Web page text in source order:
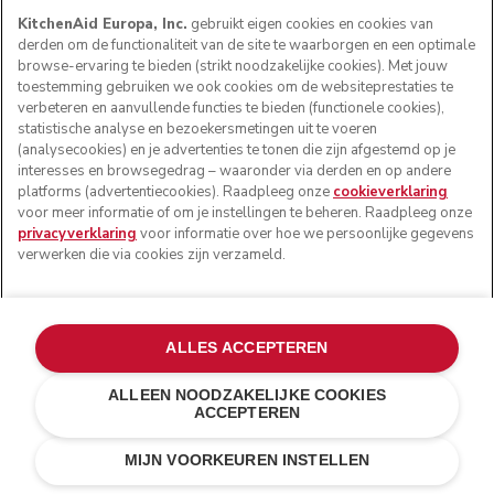
VOLG ONS
© KitchenAid 2026 - Alle rechten voorbehouden.
KitchenAid en het design van de keukenrobot zijn
handelsmerken in de Verenigde Staten en andere landen.
Mijn cookies beheren Privacyverklaring
KitchenAid Europa, Inc. gebruikt eigen cookies en cookies van
derden om de functionaliteit van de site te waarborgen en een optimale
browse-ervaring te bieden (strikt noodzakelijke cookies). Met jouw
toestemming gebruiken we ook cookies om de websiteprestaties te
verbeteren en aanvullende functies te bieden (functionele cookies),
statistische analyse en bezoekersmetingen uit te voeren
(analysecookies) en je advertenties te tonen die zijn afgestemd op je
interesses en browsegedrag – waaronder via derden en op andere
platforms (advertentiecookies). Raadpleeg onze cookieverklaring
voor meer informatie of om je instellingen te beheren. Raadpleeg onze
privacyverklaring voor informatie over hoe we persoonlijke gegevens
verwerken die via cookies zijn verzameld.
MIJN VOORKEUREN INSTELLEN
ALLEEN NOODZAKELIJKE COOKIES
ACCEPTEREN
ALLES ACCEPTEREN